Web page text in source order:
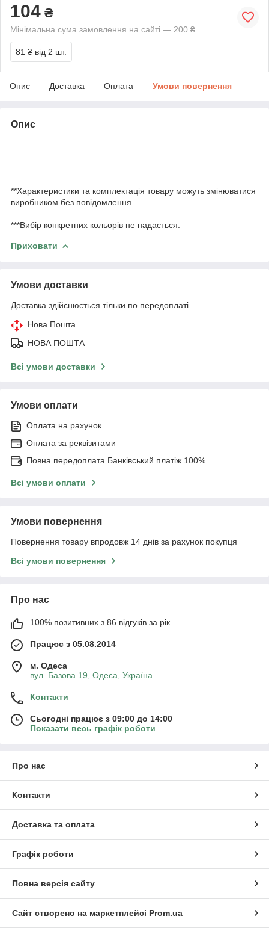
104 ₴
Мінімальна сума замовлення на сайті — 200 ₴
81 ₴ від 2 шт.
Опис Доставка Оплата Умови повернення
Опис
**Характеристики та комплектація товару можуть змінюватися
виробником без повідомлення.
***Вибір конкретних кольорів не надається.
Приховати
Умови доставки
Доставка здійснюється тільки по передоплаті.
Нова Пошта
НОВА ПОШТА
Всі умови доставки
Умови оплати
Оплата на рахунок
Оплата за реквізитами
Повна передоплата Банківський платіж 100%
Всі умови оплати
Умови повернення
Повернення товару впродовж 14 днів за рахунок покупця
Всі умови повернення
Про нас
100% позитивних з 86 відгуків за рік
Працює з 05.08.2014
м. Одеса
вул. Базова 19, Одеса, Україна
Контакти
Сьогодні працює з 09:00 до 14:00
Показати весь графік роботи
Про нас
Контакти
Доставка та оплата
Графік роботи
Повна версія сайту
Сайт створено на маркетплейсі Prom.ua